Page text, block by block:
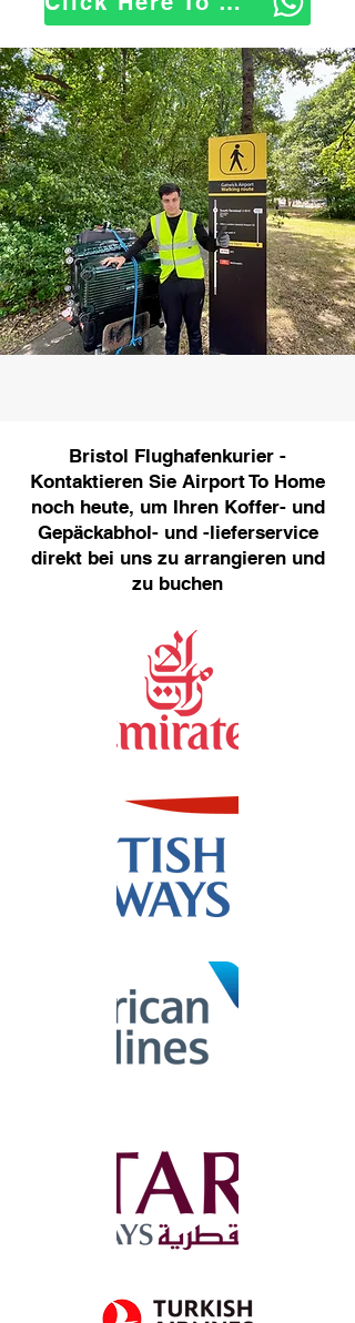
Bristol Flughafenkurier -
Kontaktieren Sie Airport To Home
noch heute, um Ihren Koffer- und
Gepäckabhol- und -lieferservice
direkt bei uns zu arrangieren und
zu buchen